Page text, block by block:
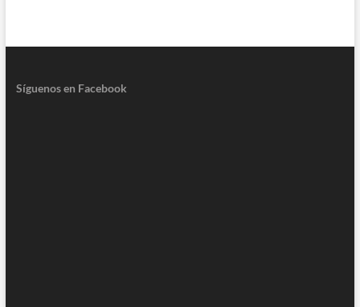
Síguenos en Facebook